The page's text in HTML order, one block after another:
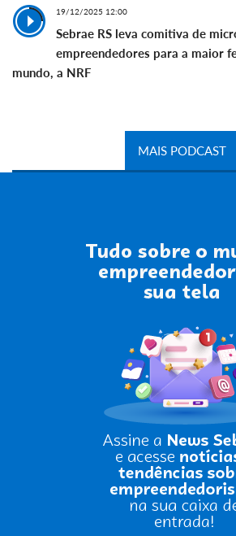
19/12/2025 12:00
Sebrae RS leva comitiva de
empreendedores para a maior
mundo, a NRF
MAIS PODCAST